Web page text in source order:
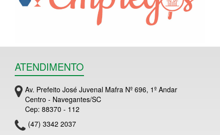
ATENDIMENTO
Av. Prefeito José Juvenal Mafra Nº 696, 1º Andar
Centro - Navegantes/SC
Cep: 88370 - 112
(47) 3342 2037